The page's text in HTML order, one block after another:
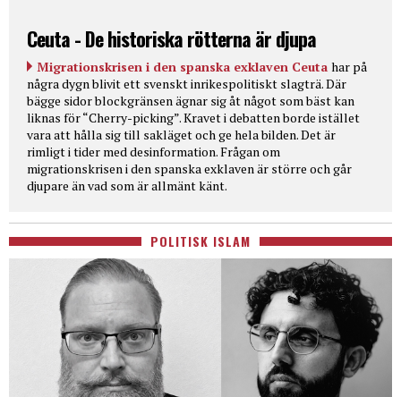
Ceuta - De historiska rötterna är djupa
Migrationskrisen i den spanska exklaven Ceuta har på
några dygn blivit ett svenskt inrikespolitiskt slagträ. Där
bägge sidor blockgränsen ägnar sig åt något som bäst kan
liknas för “Cherry-picking”. Kravet i debatten borde istället
vara att hålla sig till sakläget och ge hela bilden. Det är
rimligt i tider med desinformation. Frågan om
migrationskrisen i den spanska exklaven är större och går
djupare än vad som är allmänt känt.
POLITISK ISLAM